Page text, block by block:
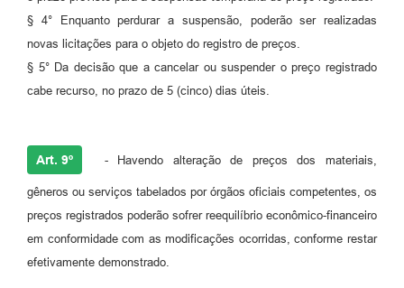
§ 4° Enquanto perdurar a suspensão, poderão ser realizadas
novas licitações para o objeto do registro de preços.
§ 5° Da decisão que a cancelar ou suspender o preço registrado
cabe recurso, no prazo de 5 (cinco) dias úteis.
Art. 9º - Havendo alteração de preços dos materiais,
gêneros ou serviços tabelados por órgãos oficiais competentes, os
preços registrados poderão sofrer reequilíbrio econômico-financeiro
em conformidade com as modificações ocorridas, conforme restar
efetivamente demonstrado.